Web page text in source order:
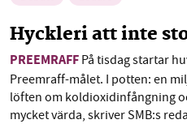
Hyckleri att inte
PREEMRAFF På tisdag startar
Preemraff-målet. I potten: en
löften om koldioxidinfångning
mycket värda, skriver SMB:s